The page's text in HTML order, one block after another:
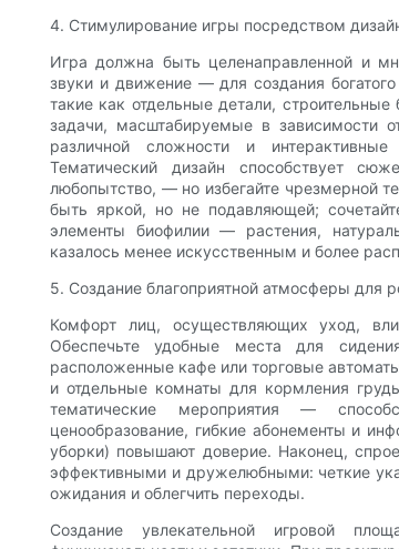
4. Стимулирование игры посредством
Игра должна быть целенаправленной и
звуки и движение — для создания
такие как отдельные детали,
задачи, масштабируемые в зависимости
различной сложности и
Тематический дизайн способствует
любопытство, — но избегайте чрезмерной
быть яркой, но не подавляющей;
элементы биофилии — растения,
казалось менее искусственным и более
5. Создание благоприятной атмосферы для
Комфорт лиц, осуществляющих уход,
Обеспечьте удобные места для
расположенные кафе или торговые
и отдельные комнаты для кормления
тематические мероприятия —
ценообразование, гибкие абонементы и
уборки) повышают доверие. Наконец,
эффективными и дружелюбными: четкие
ожидания и облегчить переходы.
Создание увлекательной игровой